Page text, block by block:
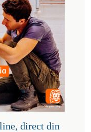
direct din